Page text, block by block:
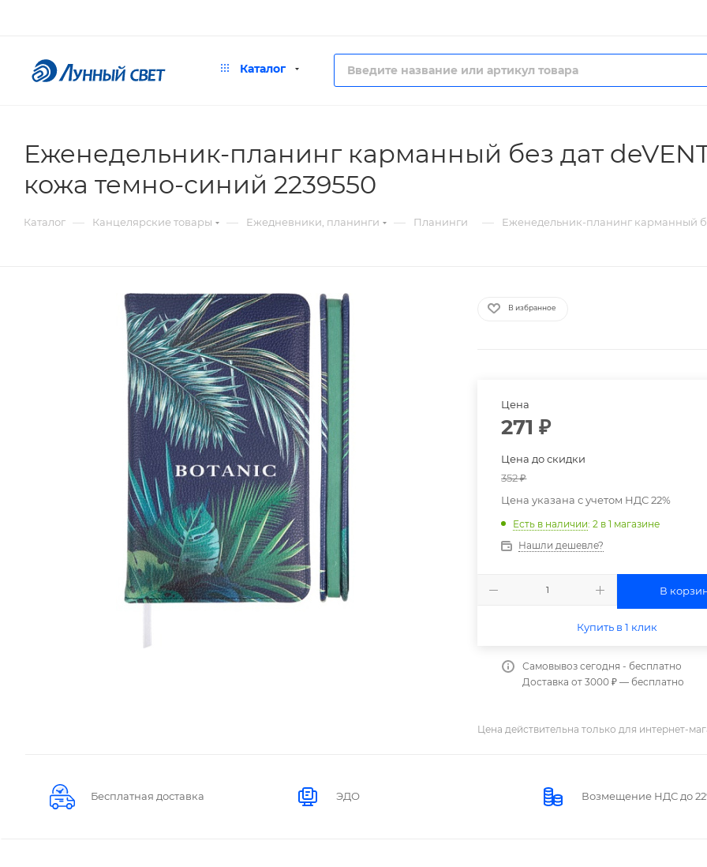
Каталог
Еженедельник-планинг карманный без дат
кожа темно-синий 2239550
Каталог — Канцелярские товары — Ежедневники, планинги — Планинги — Еженедельник-планинг карманный
В избранное
Цена
271 ₽
Цена до скидки
352₽
Цена указана с учетом НДС 22%
Есть в наличии: 2 в 1 магазине
Нашли дешевле?
В
Купить в 1 клик
Самовывоз сегодня - бесплатно
Доставка от 3000 ₽ — бесплатно
Цена действительна только для интернет-
Бесплатная доставка ЭДО Возмещение НДС до